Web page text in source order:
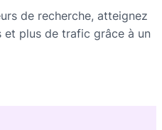
de recherche, atteignez
et plus de trafic grâce à un